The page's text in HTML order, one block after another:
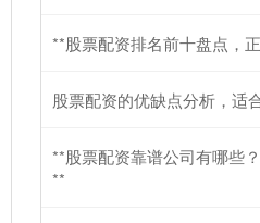
**股票配资排名前十盘点，
股票配资的优缺点分析，适
**股票配资靠谱公司有哪些
**